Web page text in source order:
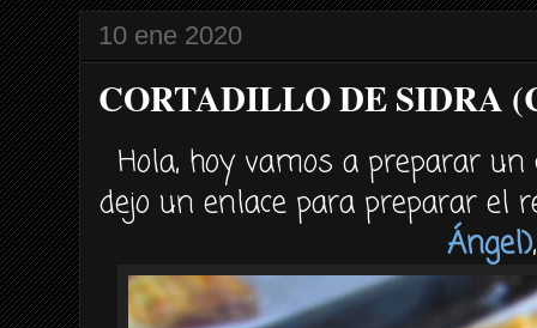
10 ene 2020
CORTADILLO DE SIDRA
Hola, hoy vamos a preparar
dejo un enlace para preparar el
Ángel)